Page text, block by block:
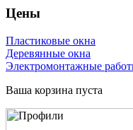
Цены
Пластиковые окна
Деревянные окна
Электромонтажные
Ваша корзина пуста